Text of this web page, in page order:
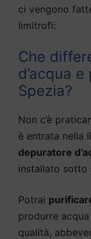
ci vengono
limitrofi:
Che
d’acqua
Spezia?
Non c’è
è entrata nella
depuratore
installato sotto
Potrai
produrre
qualità,